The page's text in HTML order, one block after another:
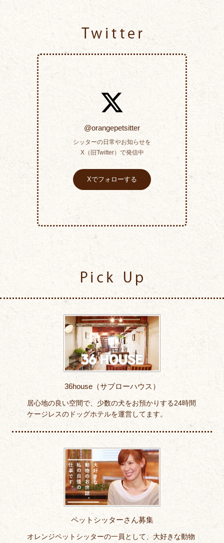
@orangepetsitter
シッターの日常やお知らせを
X（旧Twitter）で発信中
Xでフォローする
36house（サブローハウス）
居心地の良い空間で、少数の犬をお預かりする24時間
ケージレスのドッグホテルを運営してます。
ペットシッターさん募集
オレンジペットシッターの一員として、大好きな動物